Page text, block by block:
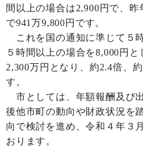
間以上の場合は2,900円で、
で941万9,800円です。
これを国の通知に準じて５
５時間以上の場合を8,000円
2,300万円となり、約2.4倍、
す。
市としては、年額報酬及び
後他市町の動向や財政状況を
向で検討を進め、令和４年３
おります。